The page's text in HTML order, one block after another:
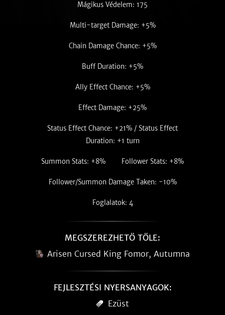
Mágikus Védelem: 175
Multi-target Damage: +5%
Chain Damage Chance: +5%
Buff Duration: +5%
Ally Effect Chance: +5%
Effect Damage: +25%
Status Effect Chance: +21% / Status Effect
Duration: +1 turn
Summon Stats: +8% Follower Stats: +8%
Follower/Summon Damage Taken: -10%
Foglalatok: 4
MEGSZEREZHETŐ TŐLE:
Arisen Cursed King Fomor, Autumna
FEJLESZTÉSI NYERSANYAGOK:
Ezüst